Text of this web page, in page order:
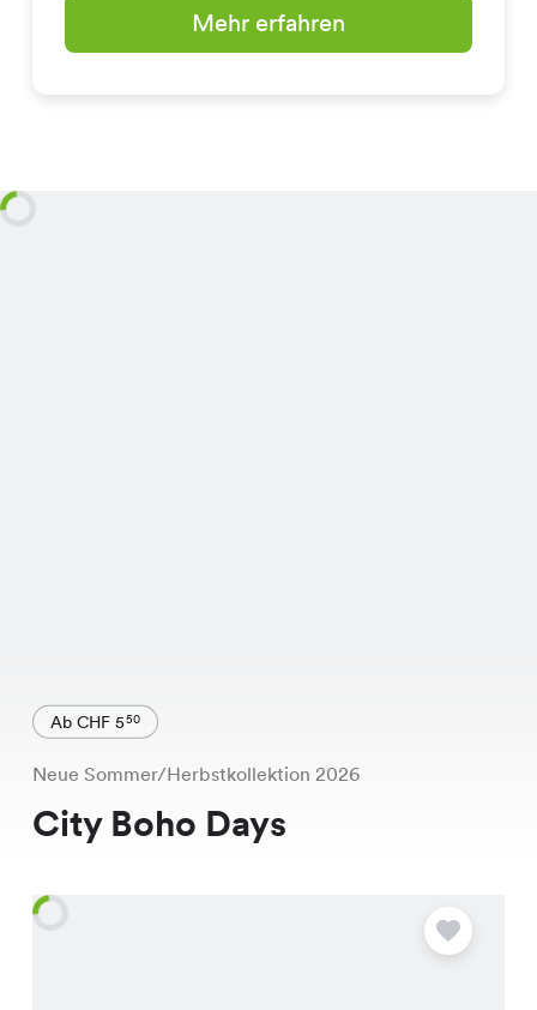
Mehr erfahren
Ab CHF 550
Neue Sommer/Herbstkollektion 2026
City Boho Days